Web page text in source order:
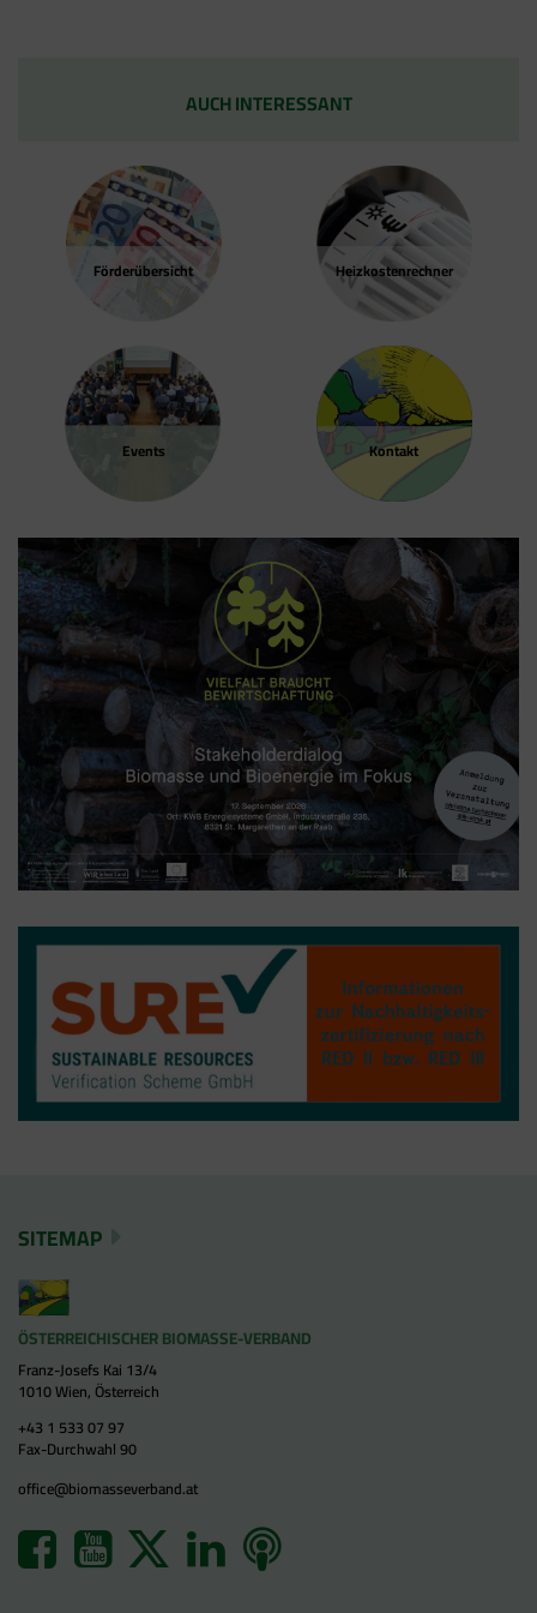
Förder­übersicht Heizkosten­rechner
Events Kontakt
AUCH INTERESSANT
SITEMAP
ÖSTERREICHISCHER BIOMASSE-VERBAND
Franz-Josefs Kai 13/4
1010 Wien, Österreich
+43 1 533 07 97
Fax-Durchwahl 90
office@biomasseverband.at